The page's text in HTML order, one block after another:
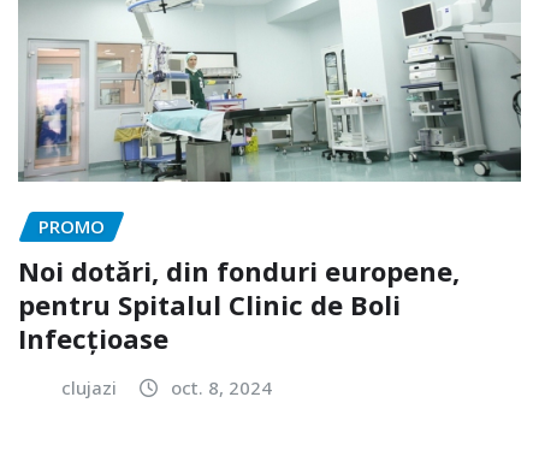
PROMO
Noi dotări, din fonduri europene,
pentru Spitalul Clinic de Boli
Infecțioase
clujazi oct. 8, 2024